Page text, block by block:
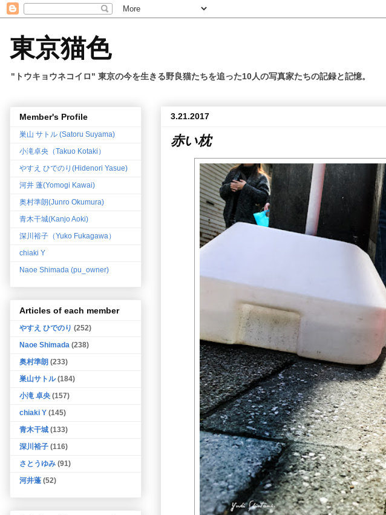
東京猫色
"トウキョウネコイロ" 東京の今を生きる野良猫たちを追った10人の写真家たちの記録と記憶。
3.21.2017
赤い枕
Member's Profile
巣山 サトル (Satoru Suyama)
小滝卓央（Takuo Kotaki）
やすえ ひでのり(Hidenori Yasue)
河井 蓬(Yomogi Kawai)
奥村準朗(Junro Okumura)
青木干城(Kanjo Aoki)
深川裕子（Yuko Fukagawa）
chiaki Y
Naoe Shimada (pu_owner)
Articles of each member
やすえ ひでのり (252)
Naoe Shimada (238)
奥村準朗 (233)
巣山サトル (184)
小滝 卓央 (157)
chiaki Y (145)
青木干城 (133)
深川裕子 (116)
さとうゆみ (91)
河井蓬 (52)